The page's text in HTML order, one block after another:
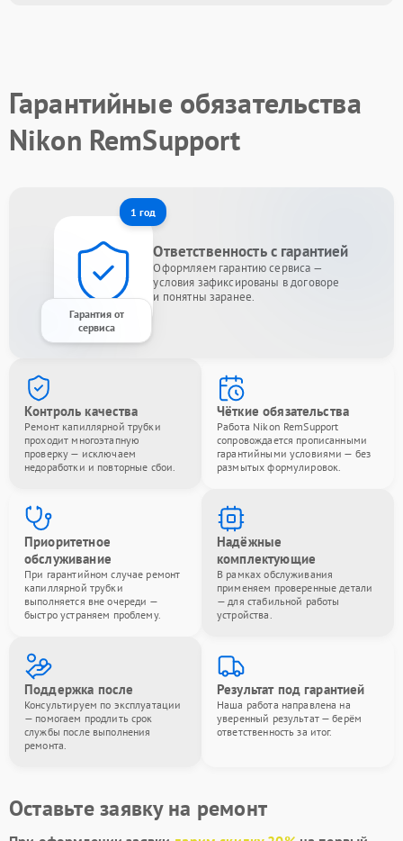
Гарантийные обязательства
Nikon RemSupport
1 год
Гарантия от
сервиса
Ответственность с гарантией
Оформляем гарантию сервиса —
условия зафиксированы в договоре
и понятны заранее.
Контроль качества
Ремонт капиллярной трубки
проходит многоэтапную
проверку — исключаем
недоработки и повторные сбои.
Чёткие обязательства
Работа Nikon RemSupport
сопровождается прописанными
гарантийными условиями — без
размытых формулировок.
Приоритетное
обслуживание
При гарантийном случае ремонт
капиллярной трубки
выполняется вне очереди —
быстро устраняем проблему.
Надёжные
комплектующие
В рамках обслуживания
применяем проверенные детали
— для стабильной работы
устройства.
Поддержка после
Консультируем по эксплуатации
— помогаем продлить срок
службы после выполнения
ремонта.
Результат под гарантией
Наша работа направлена на
уверенный результат — берём
ответственность за итог.
Оставьте заявку на ремонт